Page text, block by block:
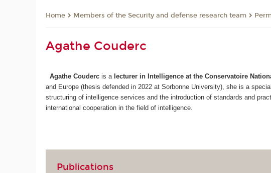
Home Members of the Security and defense research team
Agathe Couderc
Agathe Coudercis a lecturer in Intelligence at the Conservatoire
and Europe (thesis defended in 2022 at Sorbonne University), she is a
structuring of intelligence services and the introduction of standards and
international cooperation in the field of intelligence.
Publications